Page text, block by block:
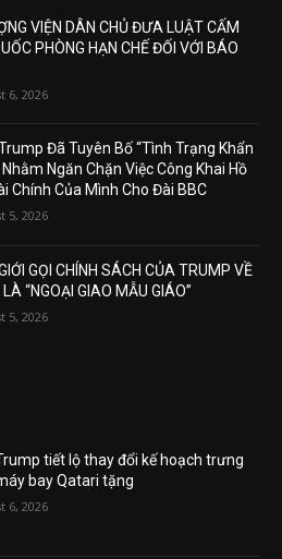
VIỆN DÂN CHỦ ĐƯA LUẬT CẤM
PHÒNG HẠN CHẾ ĐỐI VỚI BÁO
6, 2026
Đã Tuyên Bố “Tình Trạng Khẩn
Nhằm Ngăn Chặn Việc Công Khai Hồ
Chính Của Mình Cho Đài BBC
5, 2026
GỌI CHÍNH SÁCH CỦA TRUMP VỀ
LÀ “NGOẠI GIAO MẪU GIÁO”
5, 2026
tiết lộ thay đổi kế hoạch trưng
bay Qatari tặng
6, 2026